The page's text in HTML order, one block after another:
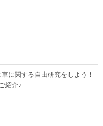
に関する自由研究をしよう！
紹介♪